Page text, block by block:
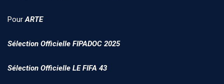
PourARTE
Sélection Officielle FIPADOC 2025
Sélection Officielle LE FIFA 43